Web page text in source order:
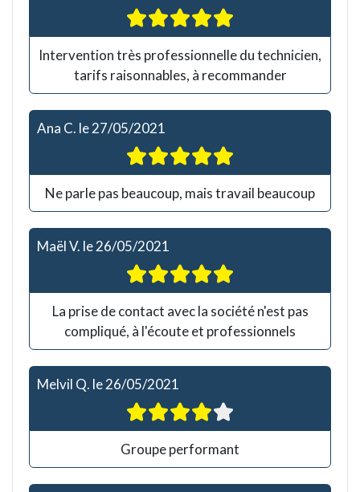
Intervention très professionnelle du technicien,
tarifs raisonnables, à recommander
Ana C. le27/05/2021
Ne parle pas beaucoup, mais travail beaucoup
Maël V. le26/05/2021
La prise de contact avec la société n'est pas
compliqué, à l'écoute et professionnels
Melvil Q. le26/05/2021
Groupe performant